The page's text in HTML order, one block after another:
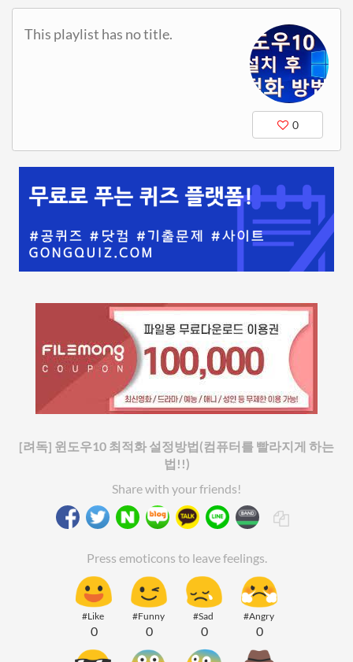
0
This playlist has no title.
[려독] 윈도우10 최적화 설정방법(컴퓨터를 빨라지게 하는
법!!)
Share with your friends!
Press emoticons to leave feelings.
#Like
0
#Funny
0
#Sad
0
#Angry
0